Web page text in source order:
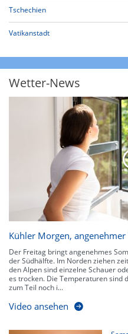
Tschechien
Vatikanstadt
Wetter-News
Kühler Morgen, angenehmer
Der Freitag bringt angenehmes
der Südhälfte. Im Norden ziehen
den Alpen sind einzelne Schauer
es trocken. Die Temperaturen sind
zum Teil noch i...
Video ansehen